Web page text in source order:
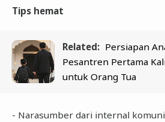
Tips hemat
Related: Persiapan
Pesantren Pertama
untuk Orang Tua
- Narasumber dari internal